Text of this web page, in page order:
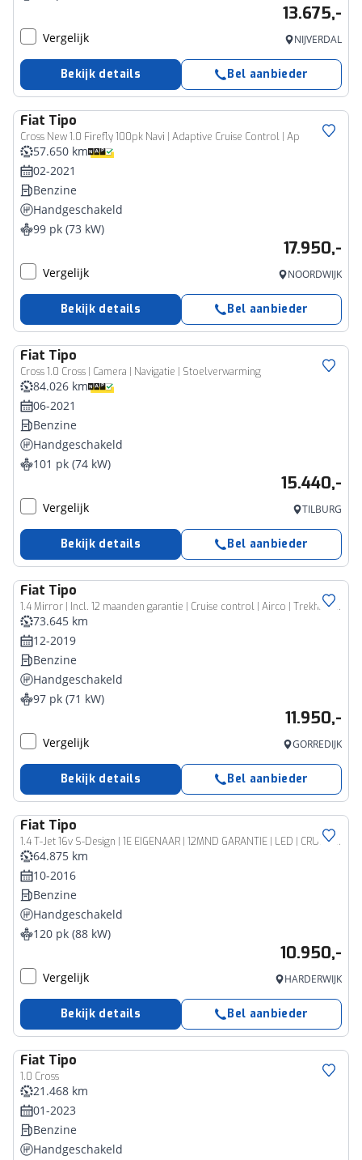
13.675,-
Vergelijk NIJVERDAL
Bekijk details Bel aanbieder
Fiat Tipo
Cross New 1.0 Firefly 100pk Navi | Adaptive Cruise Control | Ap
57.650 km
02-2021
Benzine
Handgeschakeld
99 pk (73 kW)
17.950,-
Vergelijk NOORDWIJK
Bekijk details Bel aanbieder
Fiat Tipo
Cross 1.0 Cross | Camera | Navigatie | Stoelverwarming
84.026 km
06-2021
Benzine
Handgeschakeld
101 pk (74 kW)
15.440,-
Vergelijk TILBURG
Bekijk details Bel aanbieder
Fiat Tipo
1.4 Mirror | Incl. 12 maanden garantie | Cruise control | Airco | Trekhaak | DAB radio | navigatie | Bluetooth | Parkeercamera |
73.645 km
12-2019
Benzine
Handgeschakeld
97 pk (71 kW)
11.950,-
Vergelijk GORREDIJK
Bekijk details Bel aanbieder
Fiat Tipo
1.4 T-Jet 16v S-Design | 1E EIGENAAR | 12MND GARANTIE | LED | CRUISE | NAVI | AIRCO | LMV |
64.875 km
10-2016
Benzine
Handgeschakeld
120 pk (88 kW)
10.950,-
Vergelijk HARDERWIJK
Bekijk details Bel aanbieder
Fiat Tipo
1.0 Cross
21.468 km
01-2023
Benzine
Handgeschakeld